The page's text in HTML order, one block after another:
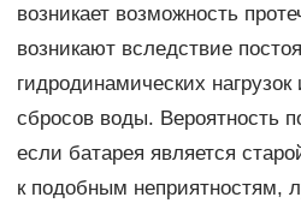
возникает возможность
возникают вследствие
гидродинамических
сбросов воды. Вероятность
если батарея является
к подобным неприятностям,